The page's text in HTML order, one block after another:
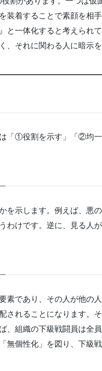
装着することで素顔を相
と一体化すると考えられ
それに関わる人に暗示
「①役割を示す」「②均
を示します。例えば、悪
わけです。逆に、見る人
素であり、その人が他の
されることになります。
、組織の下級戦闘員は
無個性化」を図り、下級